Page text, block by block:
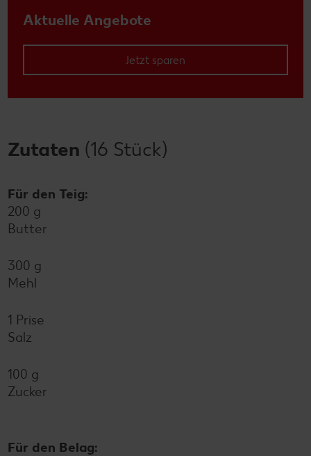
Aktuelle Angebote
Jetzt sparen
Zutaten (16 Stück)
Für den Teig:
200 g
Butter
300 g
Mehl
1 Prise
Salz
100 g
Zucker
Für den Belag: